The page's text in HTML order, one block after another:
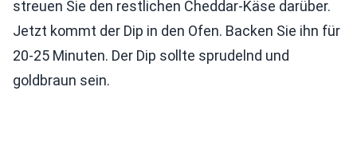
streuen Sie den restlichen Cheddar-Käse darüber.
Jetzt kommt der Dip in den Ofen. Backen Sie ihn für
20-25 Minuten. Der Dip sollte sprudelnd und
goldbraun sein.